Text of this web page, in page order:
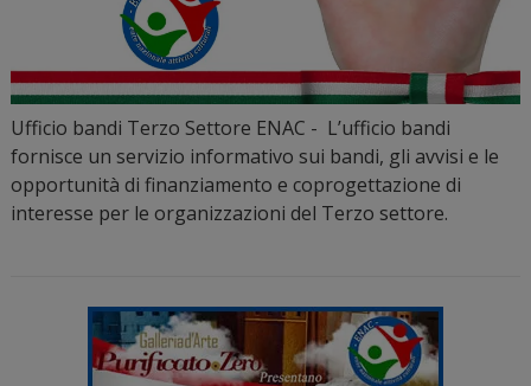
Ufficio bandi Terzo Settore ENAC - L’ufficio bandi
fornisce un servizio informativo sui bandi, gli avvisi e le
opportunità di finanziamento e coprogettazione di
interesse per le organizzazioni del Terzo settore.